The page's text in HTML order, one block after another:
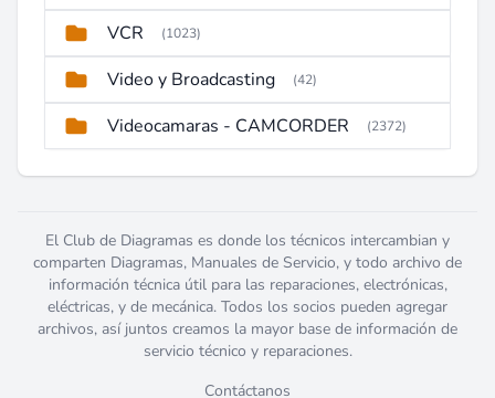
VCR (1023)
Video y Broadcasting (42)
Videocamaras - CAMCORDER (2372)
El Club de Diagramas es donde los técnicos intercambian y
comparten Diagramas, Manuales de Servicio, y todo archivo de
información técnica útil para las reparaciones, electrónicas,
eléctricas, y de mecánica. Todos los socios pueden agregar
archivos, así juntos creamos la mayor base de información de
servicio técnico y reparaciones.
Contáctanos